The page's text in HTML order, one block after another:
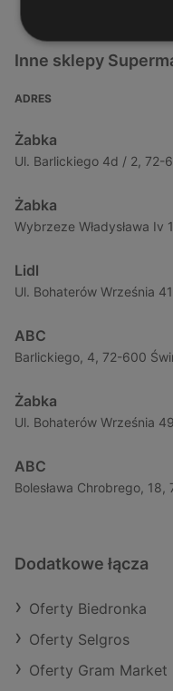
Inne sklepy
ADRES
Żabka
Ul. Barlickiego 4d / 2, 72-
Żabka
Wybrzeze Władysława Iv
Lidl
Ul. Bohaterów Września
ABC
Barlickiego, 4, 72-600
Żabka
Ul. Bohaterów Września
ABC
Bolesława Chrobrego,
Dodatkowe łącza
Oferty Biedronka
Oferty Selgros
Oferty Gram Market